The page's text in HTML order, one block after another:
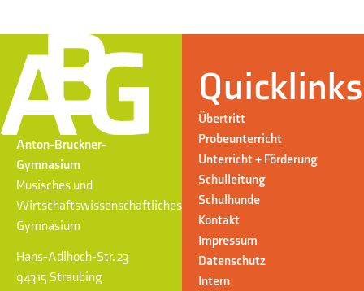
Anton-Bruckner-
Gymnasium
Musisches und
Wirtschaftswissenschaftliches
Gymnasium
Hans-Adlhoch-Str. 23
94315 Straubing
Quicklinks
Übertritt
Probeunterricht
Unterricht + Förderung
Schulleitung
Schulhunde
Kontakt
Impressum
Datenschutz
Intern